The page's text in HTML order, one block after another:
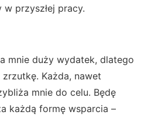
przyszłej pracy.
mnie duży wydatek, dlatego
zrzutkę. Każda, nawet
mnie do celu. Będę
każdą formę wsparcia –